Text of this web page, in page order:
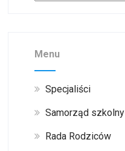
Menu
Specjaliści
Samorząd szkolny
Rada Rodziców